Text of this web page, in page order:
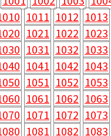
1011 1012 1013
1021 1022 1023
1031 1032 1033
1041 1042 1043
1051 1052 1053
1061 1062 1063
1071 1072 1073
1081 1082 1083